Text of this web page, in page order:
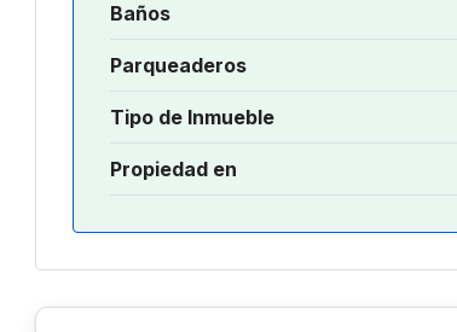
Baños
Parqueaderos
Tipo de Inmueble
Propiedad en